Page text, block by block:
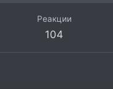
Реакции
104